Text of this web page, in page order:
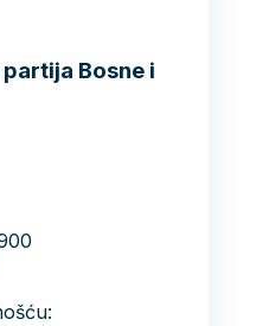
Bosne i